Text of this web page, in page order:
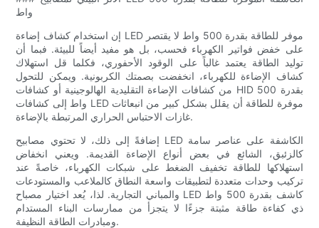
واط
إن استخدام كشاف إضاءة LED موفر للطاقة بقدرة 500 واط لا يقتصر
على خفض فواتير الكهرباء فحسب، بل هو مفيد أيضاً للبيئة. فبما أن
توليد الطاقة يعتمد غالباً على الوقود الأحفوري، فكلما قل استهلاك
كشاف الإضاءة للكهرباء، انخفضت بصمتك الكربونية. ويمكن للتحول
من كشافات الإضاءة التقليدية الهالوجينية أو كشافات HID بقدرة 500
واط إلى كشافات LED موفرة للطاقة أن يقلل بشكل كبير من انبعاثات
غازات الاحتباس الحراري المرتبطة بالإضاءة.
إضافةً إلى ذلك، لا تحتوي مصابيح LED الكاشفة على عناصر سامة
كالزئبق، الشائع في بعض أنواع الإضاءة القديمة. ويعني انخفاض
استهلاكها للطاقة تخفيف الضغط على شبكات الكهرباء، خاصةً عند
تركيب وحدات متعددة لتطبيقات واسعة النطاق كالملاعب والمستودعات
والمباني التجارية. لذا، يُعد اختيار مصباح LED كاشف بقدرة 500 واط
ذي كفاءة طاقة مثبتة جزءًا لا يتجزأ من ممارسات البناء المستدام
ومبادرات الطاقة النظيفة.